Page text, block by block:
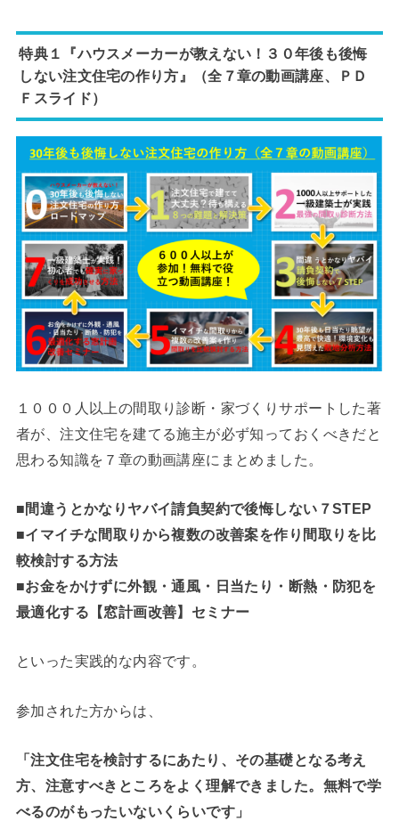
特典１『ハウスメーカーが教えない！３０年後も後悔
しない注文住宅の作り方』（全７章の動画講座、ＰＤ
Ｆスライド）
１０００人以上の間取り診断・家づくりサポートした著
者が、注文住宅を建てる施主が必ず知っておくべきだと
思わる知識を７章の動画講座にまとめました。
■間違うとかなりヤバイ請負契約で後悔しない７STEP
■イマイチな間取りから複数の改善案を作り間取りを比
較検討する方法
■お金をかけずに外観・通風・日当たり・断熱・防犯を
最適化する【窓計画改善】セミナー
といった実践的な内容です。
参加された方からは、
「注文住宅を検討するにあたり、その基礎となる考え
方、注意すべきところをよく理解できました。無料で学
べるのがもったいないくらいです」